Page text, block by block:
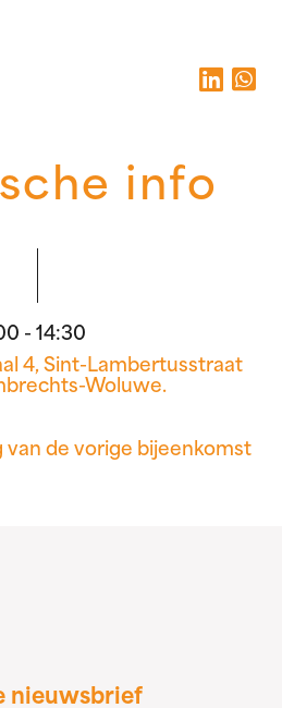
info
- 14:30
4, Sint-Lambertusstraat
Woluwe.
van de vorige bijeenkomst
nieuwsbrief